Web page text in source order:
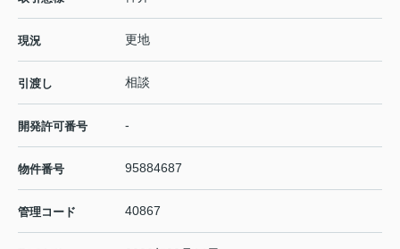
現況 更地
引渡し 相談
開発許可番号 -
物件番号 95884687
管理コード 40867